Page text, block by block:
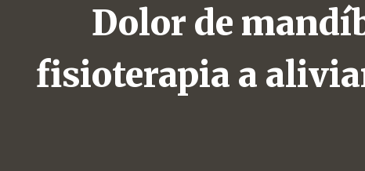
Dolor de
fisioterapia a